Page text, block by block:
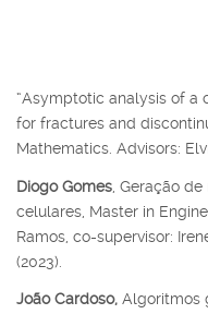
“Asymptotic analysis of a
for fractures and
Mathematics. Advisors:
Diogo Gomes , Geração
celulares, Master in
Ramos, co-supervisor:
(2023).
João Cardoso, Algoritmos